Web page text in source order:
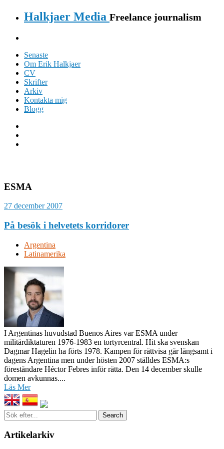
Halkjaer Media Freelance journalism
Senaste
Om Erik Halkjaer
CV
Skrifter
Arkiv
Kontakta mig
Blogg
ESMA
27 december 2007
På besök i helvetets korridorer
Argentina
Latinamerika
I Argentinas huvudstad Buenos Aires var ESMA under
militärdiktaturen 1976-1983 en tortyrcentral. Hit ska svenskan
Dagmar Hagelin ha förts 1978. Kampen för rättvisa går långsamt i
dagens Argentina men under hösten 2007 ställdes ESMA:s
föreståndare Héctor Febres inför rätta. Den 14 december skulle
domen avkunnas....
Läs Mer
Sök
efter...
Artikelarkiv